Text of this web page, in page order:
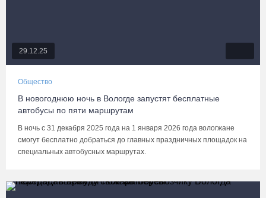
29.12.25
Общество
В новогоднюю ночь в Вологде запустят бесплатные
автобусы по пяти маршрутам
В ночь с 31 декабря 2025 года на 1 января 2026 года вологжане
смогут бесплатно добраться до главных праздничных площадок на
специальных автобусных маршрутах.